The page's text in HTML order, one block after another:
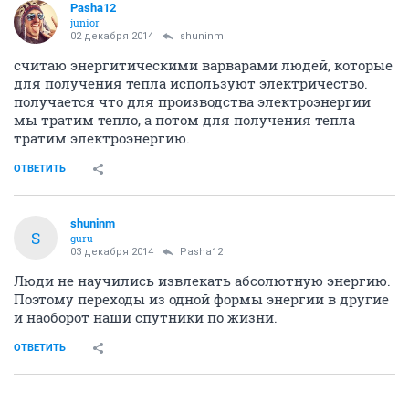
Pasha12
junior
02 декабря 2014 shuninm
считаю энергитическими варварами людей, которые
для получения тепла используют электричество.
получается что для производства электроэнергии
мы тратим тепло, а потом для получения тепла
тратим электроэнергию.
ОТВЕТИТЬ
S
shuninm
guru
03 декабря 2014 Pasha12
Люди не научились извлекать абсолютную энергию.
Поэтому переходы из одной формы энергии в другие
и наоборот наши спутники по жизни.
ОТВЕТИТЬ